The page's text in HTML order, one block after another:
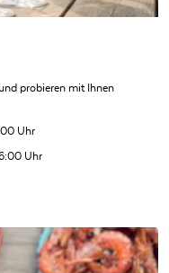
probieren mit Ihnen
Uhr
Uhr